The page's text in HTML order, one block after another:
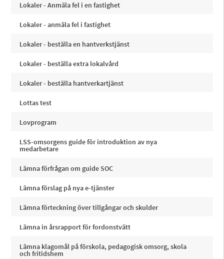
Lokaler - Anmäla fel i en fastighet
Lokaler - anmäla fel i fastighet
Lokaler - beställa en hantverkstjänst
Lokaler - beställa extra lokalvård
Lokaler - beställa hantverkartjänst
Lottas test
Lovprogram
LSS-omsorgens guide för introduktion av nya
medarbetare
Lämna förfrågan om guide SOC
Lämna förslag på nya e-tjänster
Lämna förteckning över tillgångar och skulder
Lämna in årsrapport för fordonstvätt
Lämna klagomål på förskola, pedagogisk omsorg, skola
och fritidshem